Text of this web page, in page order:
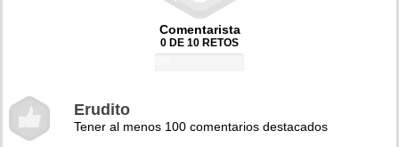
Comentarista
0 DE 10 RETOS
Erudito
Tener al menos 100 comentarios destacados